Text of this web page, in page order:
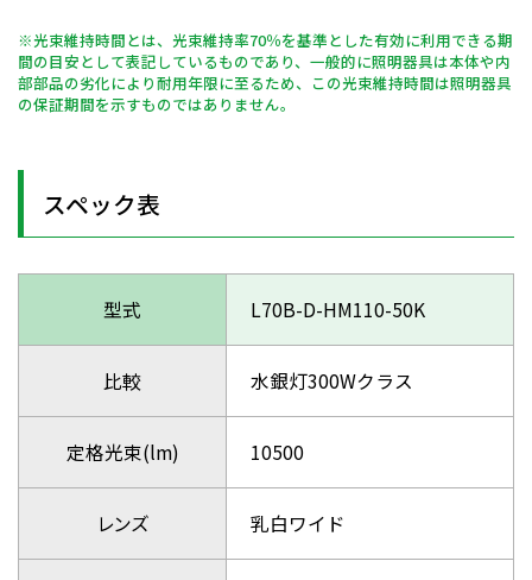
※光束維持時間とは、光束維持率70％を基準とした有効に利用できる期
間の目安として表記しているものであり、一般的に照明器具は本体や内
部部品の劣化により耐用年限に至るため、この光束維持時間は照明器具
の保証期間を示すものではありません。
スペック表
型式 L70B-D-HM110-50K
比較 水銀灯300Wクラス
定格光束(lm) 10500
レンズ 乳白ワイド